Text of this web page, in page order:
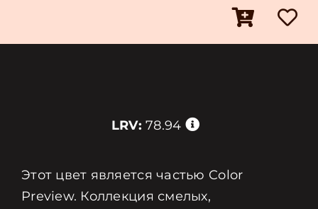
LRV: 78.94
Этот цвет является частью Color
Preview. Коллекция смелых,